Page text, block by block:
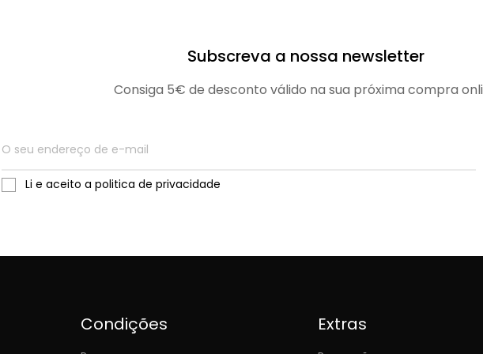
Subscreva a nossa newsletter
Consiga 5€ de desconto válido na sua próxima compra
Li e aceito a politica de privacidade
Condições Extras